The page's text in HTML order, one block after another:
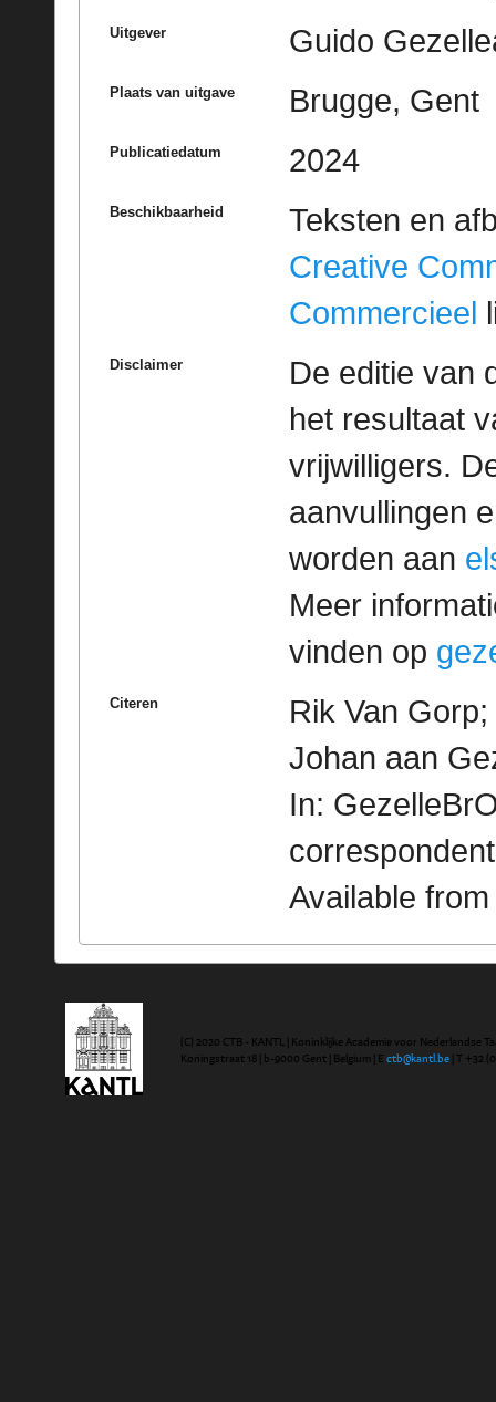
Uitgever Guido
Plaats van uitgave Brugge, Gent
Publicatiedatum 2024
Beschikbaarheid
Teksten en
Creative
Commercieel
Disclaimer
De editie van
het resultaat
vrijwilligers.
aanvullingen
worden aan
Meer
vinden op
Citeren
Rik Van
Johan aan
In:
Available
(C) 2020 CTB - KANTL | Koninklijke Academie voor Nederlandse
Koningstraat 18 | b-9000 Gent | Belgium | E ctb@kantl.be | T +32